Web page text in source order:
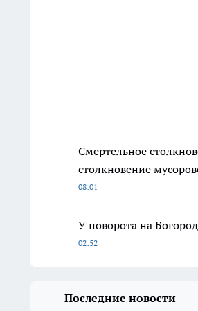
Смертельное
столкновение
08:01
У поворота на
02:52
Последние новости